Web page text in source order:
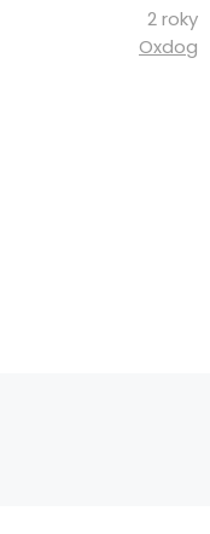
2 roky
Oxdog